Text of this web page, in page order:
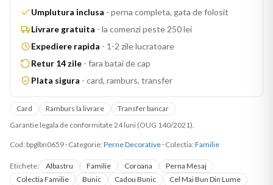
Umplutura inclusa - perna completa, gata de folosit
Livrare gratuita - la comenzi peste 250 lei
Expediere rapida - 1-2 zile lucratoare
Retur 14 zile - fara batai de cap
Plata sigura - card, ramburs, transfer
Card Ramburs la livrare
Transfer bancar
Garantie legala de conformitate 24 luni (OUG 140/2021).
Cod: bpglbn0659 · Categorie: Perne Decorative · Colectia: Familie
Etichete: Albastru Familie Coroana
Perna Mesaj
Colectia Familie
Bunic Cadou Bunic Cel Mai Bun Din Lume